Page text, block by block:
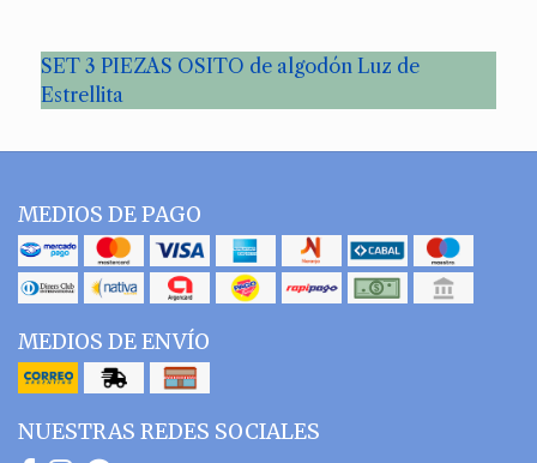
SET 3 PIEZAS OSITO de algodón Luz de
Estrellita
MEDIOS DE PAGO
MEDIOS DE ENVÍO
NUESTRAS REDES SOCIALES